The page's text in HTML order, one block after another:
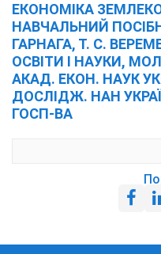
ЕКОНОМІКА
НАВЧАЛЬНИЙ
ГАРНАГА, Т. С.
ОСВІТИ І НАУКИ,
АКАД. ЕКОН. НАУК
ДОСЛІДЖ. НАН
ГОСП-ВА